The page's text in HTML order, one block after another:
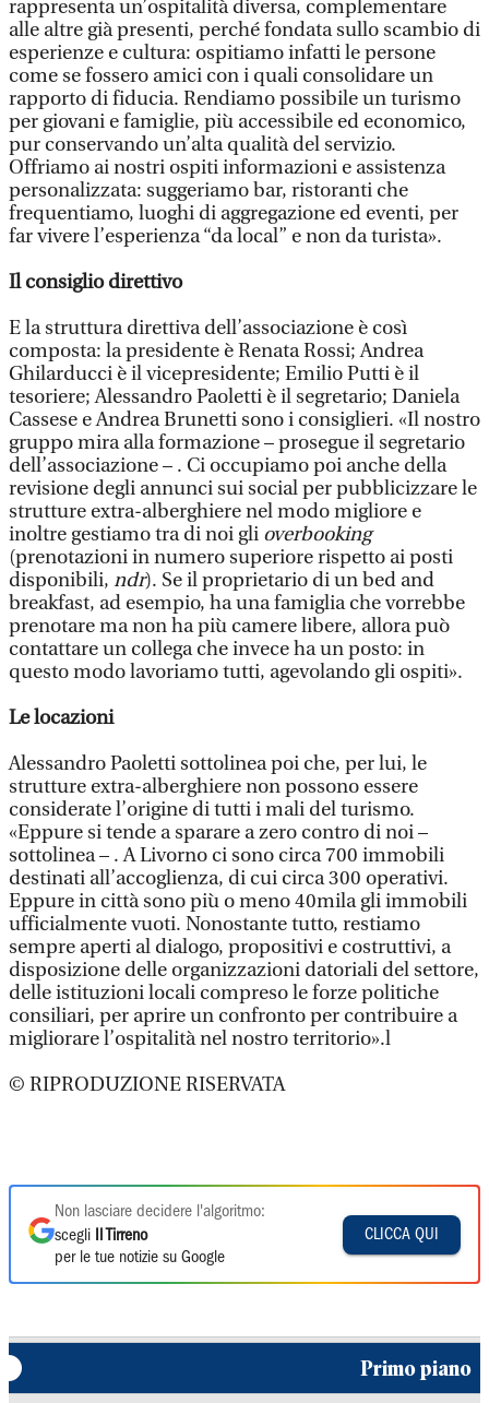
rappresenta un’ospitalità diversa, complementare
alle altre già presenti, perché fondata sullo scambio di
esperienze e cultura: ospitiamo infatti le persone
come se fossero amici con i quali consolidare un
rapporto di fiducia. Rendiamo possibile un turismo
per giovani e famiglie, più accessibile ed economico,
pur conservando un’alta qualità del servizio.
Offriamo ai nostri ospiti informazioni e assistenza
personalizzata: suggeriamo bar, ristoranti che
frequentiamo, luoghi di aggregazione ed eventi, per
far vivere l’esperienza “da local” e non da turista».
Il consiglio direttivo
E la struttura direttiva dell’associazione è così
composta: la presidente è Renata Rossi; Andrea
Ghilarducci è il vicepresidente; Emilio Putti è il
tesoriere; Alessandro Paoletti è il segretario; Daniela
Cassese e Andrea Brunetti sono i consiglieri. «Il nostro
gruppo mira alla formazione – prosegue il segretario
dell’associazione – . Ci occupiamo poi anche della
revisione degli annunci sui social per pubblicizzare le
strutture extra-alberghiere nel modo migliore e
inoltre gestiamo tra di noi gli overbooking
(prenotazioni in numero superiore rispetto ai posti
disponibili, ndr). Se il proprietario di un bed and
breakfast, ad esempio, ha una famiglia che vorrebbe
prenotare ma non ha più camere libere, allora può
contattare un collega che invece ha un posto: in
questo modo lavoriamo tutti, agevolando gli ospiti».
Le locazioni
Alessandro Paoletti sottolinea poi che, per lui, le
strutture extra-alberghiere non possono essere
considerate l’origine di tutti i mali del turismo.
«Eppure si tende a sparare a zero contro di noi –
sottolinea – . A Livorno ci sono circa 700 immobili
destinati all’accoglienza, di cui circa 300 operativi.
Eppure in città sono più o meno 40mila gli immobili
ufficialmente vuoti. Nonostante tutto, restiamo
sempre aperti al dialogo, propositivi e costruttivi, a
disposizione delle organizzazioni datoriali del settore,
delle istituzioni locali compreso le forze politiche
consiliari, per aprire un confronto per contribuire a
migliorare l’ospitalità nel nostro territorio».l
© RIPRODUZIONE RISERVATA
Non lasciare decidere l'algoritmo:
scegli
Il Tirreno
per le tue notizie su Google
CLICCA QUI
Primo piano